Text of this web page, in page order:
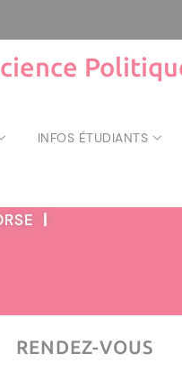
INFOS ÉTUDIANTS
|
RENDEZ-VOUS